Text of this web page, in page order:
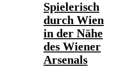
Spielerisch
durch Wien
in der Nähe
des Wiener
Arsenals